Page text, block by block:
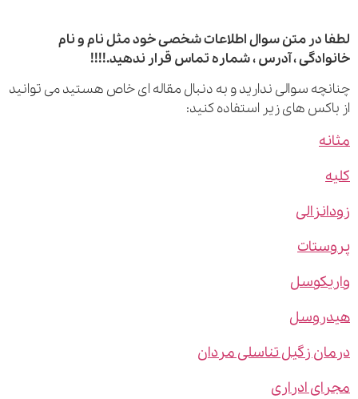
در متن سوال اطلاعات شخصی خود مثل نام و نام
، آدرس ، شماره تماس قرار ندهید.!!!!
سوالی ندارید و به دنبال مقاله ای خاص هستید می توانید
های زیر استفاده کنید:
زگیل تناسلی مردان
ادراری